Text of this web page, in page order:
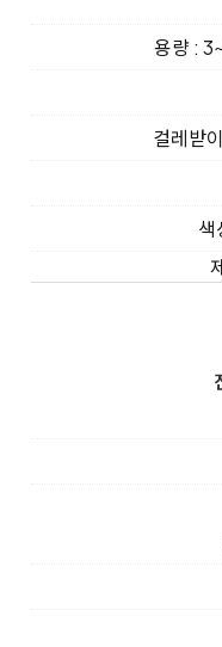
용량 :
걸레받
색